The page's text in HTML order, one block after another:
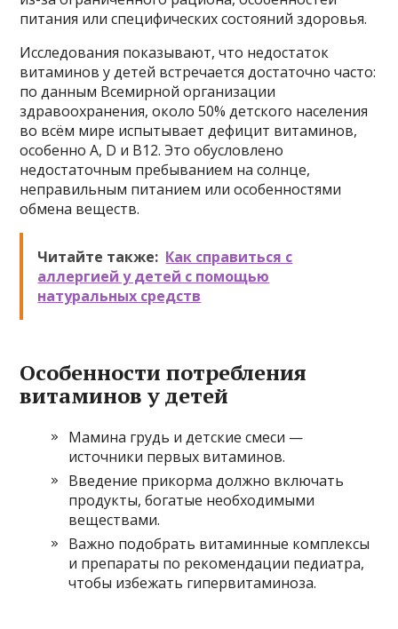
питания или специфических состояний здоровья.
Исследования показывают, что недостаток
витаминов у детей встречается достаточно часто:
по данным Всемирной организации
здравоохранения, около 50% детского населения
во всём мире испытывает дефицит витаминов,
особенно А, D и В12. Это обусловлено
недостаточным пребыванием на солнце,
неправильным питанием или особенностями
обмена веществ.
Читайте также: Как справиться с
аллергией у детей с помощью
натуральных средств
Особенности потребления
витаминов у детей
Мамина грудь и детские смеси —
источники первых витаминов.
Введение прикорма должно включать
продукты, богатые необходимыми
веществами.
Важно подобрать витаминные комплексы
и препараты по рекомендации педиатра,
чтобы избежать гипервитаминоза.